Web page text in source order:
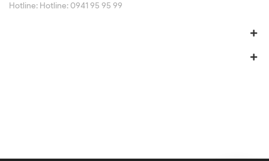
Hotline: Hotline: 0941 95 95 99